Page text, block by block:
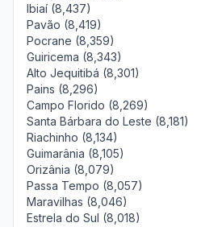
Ibiaí (8,437)
Pavão (8,419)
Pocrane (8,359)
Guiricema (8,343)
Alto Jequitibá (8,301)
Pains (8,296)
Campo Florido (8,269)
Santa Bárbara do Leste (8,181)
Riachinho (8,134)
Guimarânia (8,105)
Orizânia (8,079)
Passa Tempo (8,057)
Maravilhas (8,046)
Estrela do Sul (8,018)